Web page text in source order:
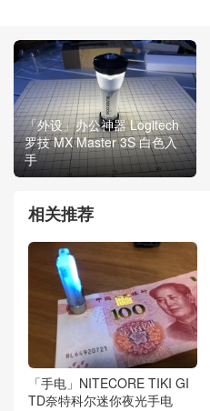
「外设」办公神器 Logitech
罗技 MX Master 3S 白色入
手
相关推荐
「手电」NITECORE TIKI GI
TD奈特科尔迷你夜光手电